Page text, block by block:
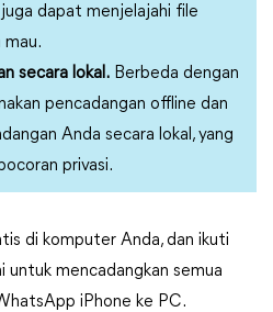
dapat menjelajahi file
mau.
secara lokal. Berbeda dengan
pencadangan offline dan
Anda secara lokal, yang
privasi.
di komputer Anda, dan ikuti
untuk mencadangkan semua
iPhone ke PC.